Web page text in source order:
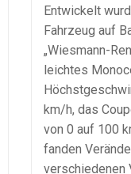
Entwickelt
Fahrzeug auf
„Wiesmann-
leichtes
km/h, das
von 0 auf 100
fanden
verschiedenen